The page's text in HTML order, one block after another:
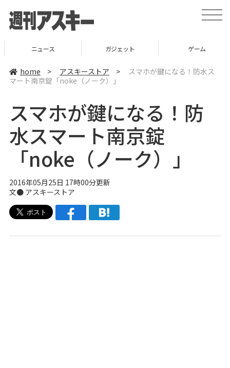
t
o
v
ニュース ガジェット ゲーム
home > アスキーストア >
スマホが鍵になる！防水ス
マート南京錠「noke（ノーク）」
スマホが鍵になる！防
水スマート南京錠
「noke（ノーク）」
2016年05月25日 17時00分更新
文● アスキーストア